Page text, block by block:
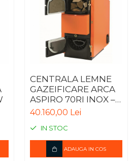
CENTRALA LEMNE
GAZEIFICARE ARCA
ASPIRO 70RI INOX –
69KW
40.160,00 Lei
IN STOC
ADAUGA IN COS